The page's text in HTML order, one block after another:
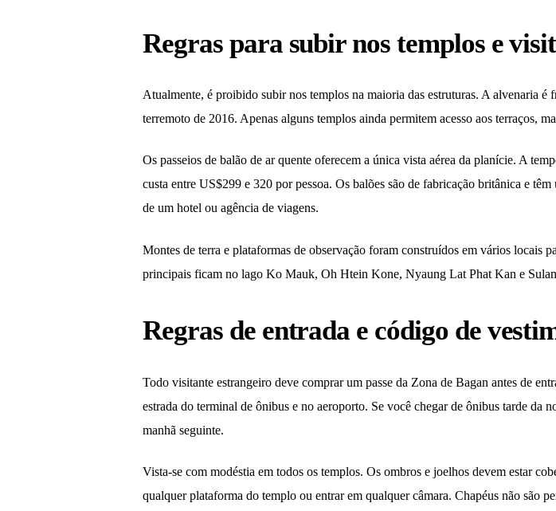
Regras para subir nos templos e
Atualmente, é proibido subir nos templos na maioria das estruturas. A alvenaria é
terremoto de 2016. Apenas alguns templos ainda permitem acesso aos terraços,
Os passeios de balão de ar quente oferecem a única vista aérea da planície. A
custa entre US$299 e 320 por pessoa. Os balões são de fabricação britânica e
de um hotel ou agência de viagens.
Montes de terra e plataformas de observação foram construídos em vários locais
principais ficam no lago Ko Mauk, Oh Htein Kone, Nyaung Lat Phat Kan e
Regras de entrada e código de
Todo visitante estrangeiro deve comprar um passe da Zona de Bagan antes de
estrada do terminal de ônibus e no aeroporto. Se você chegar de ônibus tarde da
manhã seguinte.
Vista-se com modéstia em todos os templos. Os ombros e joelhos devem estar
qualquer plataforma do templo ou entrar em qualquer câmara. Chapéus não são